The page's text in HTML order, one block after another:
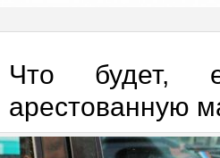
Что будет,
арестованную